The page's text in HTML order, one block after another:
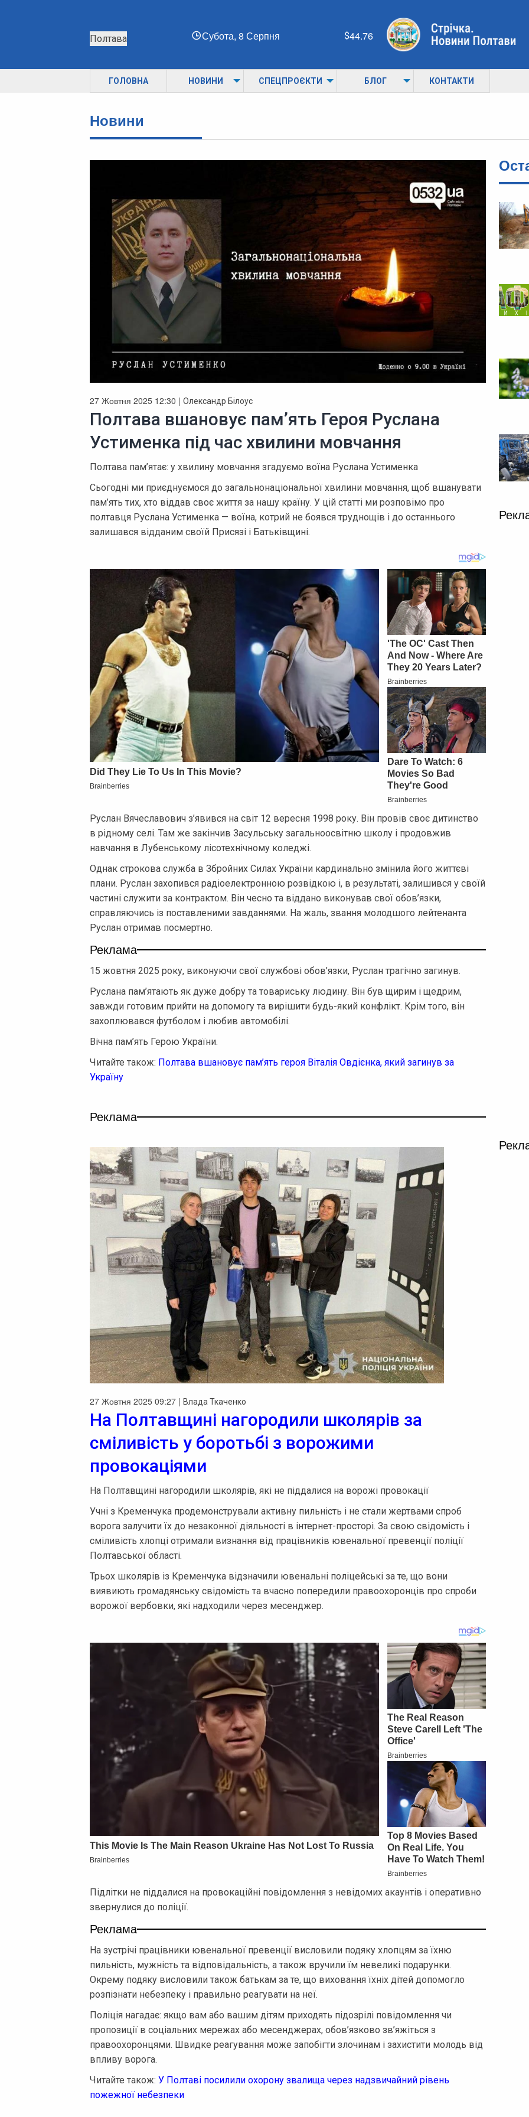
Полтава Субота, 8 Серпня 44.76
ГОЛОВНА НОВИНИ СПЕЦПРОЄКТИ БЛОГ КОНТАКТИ
Новини
27 Жовтня 2025 12:30 | Олександр Білоус
Полтава вшановує пам’ять Героя Руслана
Устименка під час хвилини мовчання
Полтава пам’ятає: у хвилину мовчання згадуємо воїна Руслана Устименка
Сьогодні ми приєднуємося до загальнонаціональної хвилини мовчання, щоб вшанувати
пам’ять тих, хто віддав своє життя за нашу країну. У цій статті ми розповімо про
полтавця Руслана Устименка — воїна, котрий не боявся труднощів і до останнього
залишався відданим своїй Присязі і Батьківщині.
Руслан Вячеславович з’явився на світ 12 вересня 1998 року. Він провів своє дитинство
в рідному селі. Там же закінчив Засульську загальноосвітню школу і продовжив
навчання в Лубенському лісотехнічному коледжі.
Однак строкова служба в Збройних Силах України кардинально змінила його життєві
плани. Руслан захопився радіоелектронною розвідкою і, в результаті, залишився у своїй
частині служити за контрактом. Він чесно та віддано виконував свої обов’язки,
справляючись із поставленими завданнями. На жаль, звання молодшого лейтенанта
Руслан отримав посмертно.
Реклама
15 жовтня 2025 року, виконуючи свої службові обов’язки, Руслан трагічно загинув.
Руслана пам’ятають як дуже добру та товариську людину. Він був щирим і щедрим,
завжди готовим прийти на допомогу та вирішити будь-який конфлікт. Крім того, він
захоплювався футболом і любив автомобілі.
Вічна пам’ять Герою України.
Читайте також: Полтава вшановує пам’ять героя Віталія Овдієнка, який загинув за
Україну
Реклама
27 Жовтня 2025 09:27 | Влада Ткаченко
На Полтавщині нагородили школярів за
сміливість у боротьбі з ворожими
провокаціями
На Полтавщині нагородили школярів, які не піддалися на ворожі провокації
Учні з Кременчука продемонстрували активну пильність і не стали жертвами спроб
ворога залучити їх до незаконної діяльності в інтернет-просторі. За свою свідомість і
сміливість хлопці отримали визнання від працівників ювенальної превенції поліції
Полтавської області.
Трьох школярів із Кременчука відзначили ювенальні поліцейські за те, що вони
виявиють громадянську свідомість та вчасно попередили правоохоронців про спроби
ворожої вербовки, які надходили через месенджер.
Підлітки не піддалися на провокаційні повідомлення з невідомих акаунтів і оперативно
звернулися до поліції.
Реклама
На зустрічі працівники ювенальної превенції висловили подяку хлопцям за їхню
пильність, мужність та відповідальність, а також вручили їм невеликі подарунки.
Окрему подяку висловили також батькам за те, що виховання їхніх дітей допомогло
розпізнати небезпеку і правильно реагувати на неї.
Поліція нагадає: якщо вам або вашим дітям приходять підозрілі повідомлення чи
пропозиції в соціальних мережах або месенджерах, обов’язково зв’яжіться з
правоохоронцями. Швидке реагування може запобігти злочинам і захистити молодь від
впливу ворога.
Читайте також: У Полтаві посилили охорону звалища через надзвичайний рівень
пожежної небезпеки